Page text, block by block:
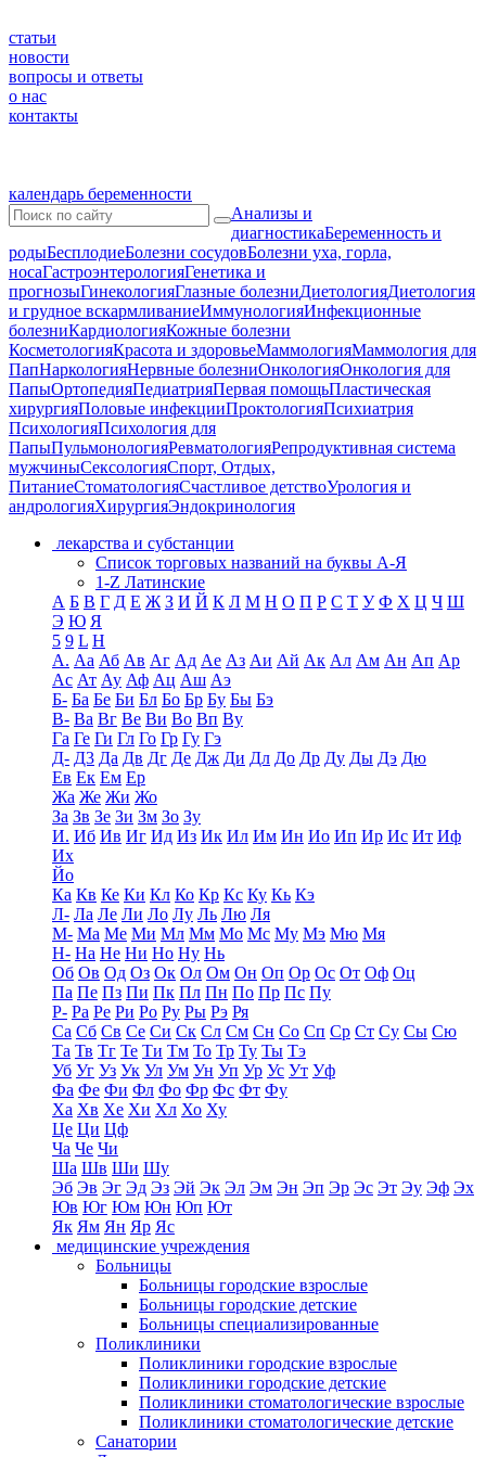
статьи
новости
вопросы и ответы
о нас
контакты
календарь беременности
Анализы и
диагностикаБеременность и
родыБесплодиеБолезни сосудовБолезни уха, горла,
носаГастроэнтерологияГенетика и
прогнозыГинекологияГлазные болезниДиетологияДиетология
и грудное вскармливаниеИммунологияИнфекционные
болезниКардиологияКожные болезни
КосметологияКрасота и здоровьеМаммологияМаммология для
ПапНаркологияНервные болезниОнкологияОнкология для
ПапыОртопедияПедиатрияПервая помощьПластическая
хирургияПоловые инфекцииПроктологияПсихиатрия
ПсихологияПсихология для
ПапыПульмонологияРевматологияРепродуктивная система
мужчиныСексологияСпорт, Отдых,
ПитаниеСтоматологияСчастливое детствоУрология и
андрологияХирургияЭндокринология
лекарства и субстанции
Список торговых названий на буквы А-Я
1-Z Латинские
А Б В Г Д Е Ж З И Й К Л М Н О П Р С Т У Ф Х Ц Ч Ш
Э Ю Я
5 9 L H
А. Аа Аб Ав Аг Ад Ае Аз Аи Ай Ак Ал Ам Ан Ап Ар
Ас Ат Ау Аф Ац Аш Аэ
Б- Ба Бе Би Бл Бо Бр Бу Бы Бэ
В- Ва Вг Ве Ви Во Вп Ву
Га Ге Ги Гл Го Гр Гу Гэ
Д- Д3 Да Дв Дг Де Дж Ди Дл До Др Ду Ды Дэ Дю
Ев Ек Ем Ер
Жа Же Жи Жо
За Зв Зе Зи Зм Зо Зу
И. Иб Ив Иг Ид Из Ик Ил Им Ин Ио Ип Ир Ис Ит Иф
Их
Йо
Ка Кв Ке Ки Кл Ко Кр Кс Ку Кь Кэ
Л- Ла Ле Ли Ло Лу Ль Лю Ля
М- Ма Ме Ми Мл Мм Мо Мс Му Мэ Мю Мя
Н- На Не Ни Но Ну Нь
Об Ов Од Оз Ок Ол Ом Он Оп Ор Ос От Оф Оц
Па Пе Пз Пи Пк Пл Пн По Пр Пс Пу
Р- Ра Ре Ри Ро Ру Ры Рэ Ря
Са Сб Св Се Си Ск Сл См Сн Со Сп Ср Ст Су Сы Сю
Та Тв Тг Те Ти Тм То Тр Ту Ты Тэ
Уб Уг Уз Ук Ул Ум Ун Уп Ур Ус Ут Уф
Фа Фе Фи Фл Фо Фр Фс Фт Фу
Ха Хв Хе Хи Хл Хо Ху
Це Ци Цф
Ча Че Чи
Ша Шв Ши Шу
Эб Эв Эг Эд Эз Эй Эк Эл Эм Эн Эп Эр Эс Эт Эу Эф Эх
Юв Юг Юм Юн Юп Ют
Як Ям Ян Яр Яс
медицинские учреждения
Больницы
Больницы городские взрослые
Больницы городские детские
Больницы специализированные
Поликлиники
Поликлиники городские взрослые
Поликлиники городские детские
Поликлиники стоматологические взрослые
Поликлиники стоматологические детские
Санатории